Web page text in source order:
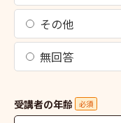
その他
無回答
受講者の年齢 必須